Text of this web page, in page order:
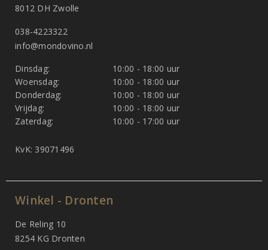
8012 DH Zwolle
038-4223322
info@mondovino.nl
Dinsdag:
10:00 - 18:00 uur
Woensdag:
10:00 - 18:00 uur
Donderdag:
10:00 - 18:00 uur
Vrijdag:
10:00 - 18:00 uur
Zaterdag:
10:00 - 17:00 uur
KvK: 39071496
Winkel - Dronten
De Reling 10
8254 KG Dronten